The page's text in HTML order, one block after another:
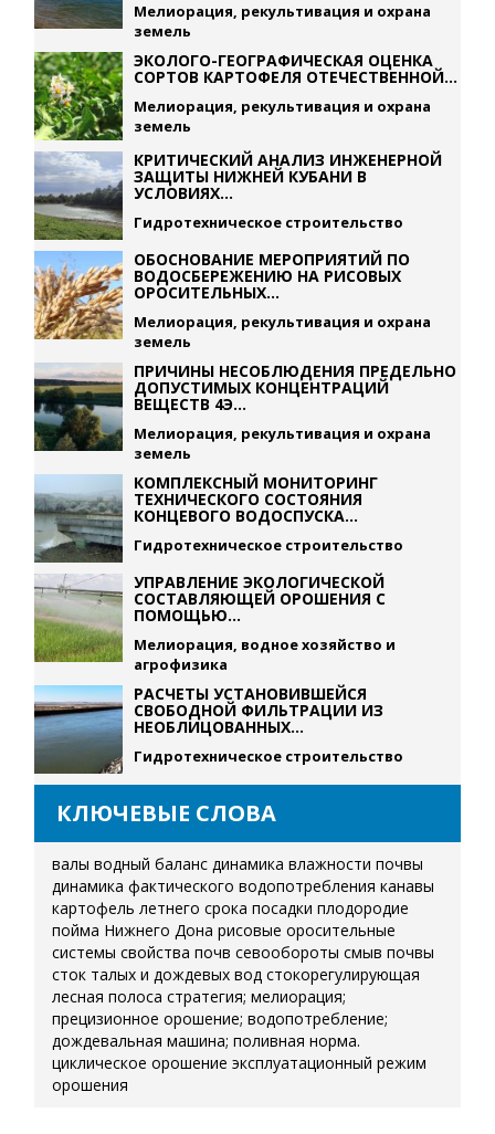
Мелиорация, рекультивация и охрана
земель
ЭКОЛОГО-ГЕОГРАФИЧЕСКАЯ ОЦЕНКА
СОРТОВ КАРТОФЕЛЯ ОТЕЧЕСТВЕННОЙ...
Мелиорация, рекультивация и охрана
земель
КРИТИЧЕСКИЙ АНАЛИЗ ИНЖЕНЕРНОЙ
ЗАЩИТЫ НИЖНЕЙ КУБАНИ В
УСЛОВИЯХ...
Гидротехническое строительство
ОБОСНОВАНИЕ МЕРОПРИЯТИЙ ПО
ВОДОСБЕРЕЖЕНИЮ НА РИСОВЫХ
ОРОСИТЕЛЬНЫХ...
Мелиорация, рекультивация и охрана
земель
ПРИЧИНЫ НЕСОБЛЮДЕНИЯ ПРЕДЕЛЬНО
ДОПУСТИМЫХ КОНЦЕНТРАЦИЙ
ВЕЩЕСТВ 4Э...
Мелиорация, рекультивация и охрана
земель
КОМПЛЕКСНЫЙ МОНИТОРИНГ
ТЕХНИЧЕСКОГО СОСТОЯНИЯ
КОНЦЕВОГО ВОДОСПУСКА...
Гидротехническое строительство
УПРАВЛЕНИЕ ЭКОЛОГИЧЕСКОЙ
СОСТАВЛЯЮЩЕЙ ОРОШЕНИЯ С
ПОМОЩЬЮ...
Мелиорация, водное хозяйство и
агрофизика
РАСЧЕТЫ УСТАНОВИВШЕЙСЯ
СВОБОДНОЙ ФИЛЬТРАЦИИ ИЗ
НЕОБЛИЦОВАННЫХ...
Гидротехническое строительство
КЛЮЧЕВЫЕ СЛОВА
валы водный баланс динамика влажности почвы
динамика фактического водопотребления канавы
картофель летнего срока посадки плодородие
пойма Нижнего Дона рисовые оросительные
системы свойства почв севообороты смыв почвы
сток талых и дождевых вод стокорегулирующая
лесная полоса стратегия; мелиорация;
прецизионное орошение; водопотребление;
дождевальная машина; поливная норма.
циклическое орошение эксплуатационный режим
орошения